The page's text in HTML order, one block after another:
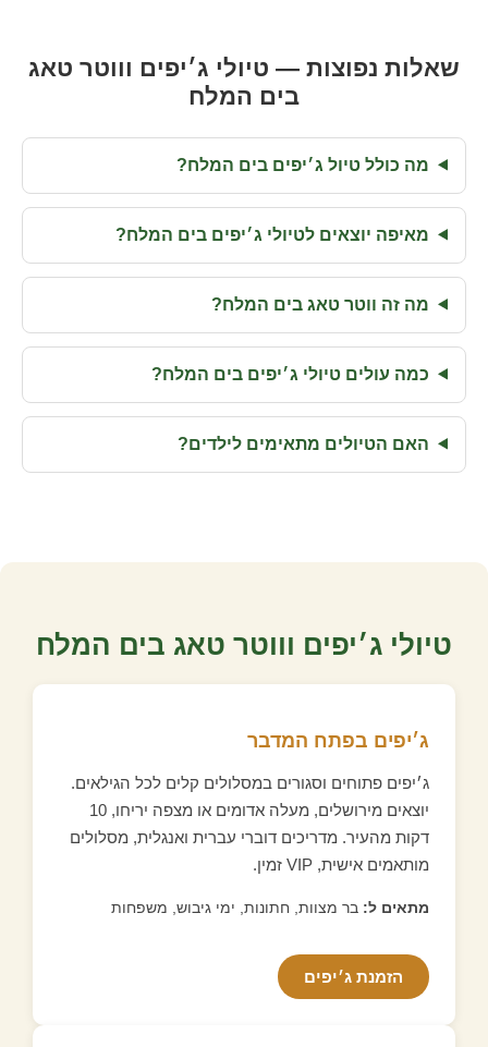
שאלות נפוצות — טיולי ג׳יפים וווטר טאג
בים המלח
מה כולל טיול ג׳יפים בים המלח?
מאיפה יוצאים לטיולי ג׳יפים בים המלח?
מה זה ווטר טאג בים המלח?
כמה עולים טיולי ג׳יפים בים המלח?
האם הטיולים מתאימים לילדים?
טיולי ג׳יפים וווטר טאג בים המלח
ג׳יפים בפתח המדבר
ג׳יפים פתוחים וסגורים במסלולים קלים לכל הגילאים.
יוצאים מירושלים, מעלה אדומים או מצפה יריחו, 10
דקות מהעיר. מדריכים דוברי עברית ואנגלית, מסלולים
מותאמים אישית, VIP זמין.
מתאים ל: בר מצוות, חתונות, ימי גיבוש, משפחות
הזמנת ג׳יפים